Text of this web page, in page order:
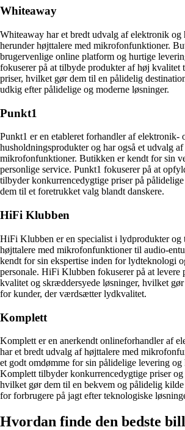
Whiteaway
Whiteaway har et bredt udvalg af elektronik og
herunder højttalere med mikrofonfunktioner.
brugervenlige online platform og hurtige
fokuserer på at tilbyde produkter af høj kvalitet
priser, hvilket gør dem til en pålidelig
udkig efter pålidelige og moderne løsninger.
Punkt1
Punkt1 er en etableret forhandler af elektronik-
husholdningsprodukter og har også et udvalg
mikrofonfunktioner. Butikken er kendt for sin
personlige service. Punkt1 fokuserer på at
tilbyder konkurrencedygtige priser på
dem til et foretrukket valg blandt danskere.
HiFi Klubben
HiFi Klubben er en specialist i lydprodukter og
højttalere med mikrofonfunktioner til audio-
kendt for sin ekspertise inden for lydteknologi
personale. HiFi Klubben fokuserer på at levere
kvalitet og skræddersyede løsninger, hvilket
for kunder, der værdsætter lydkvalitet.
Komplett
Komplett er en anerkendt onlineforhandler af
har et bredt udvalg af højttalere med
et godt omdømme for sin pålidelige levering og
Komplett tilbyder konkurrencedygtige priser
hvilket gør dem til en bekvem og pålidelig
for forbrugere på jagt efter teknologiske
Hvordan finde den bedste